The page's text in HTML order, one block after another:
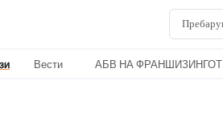
Вести АБВ НА ФРАНШИЗИНГОТ